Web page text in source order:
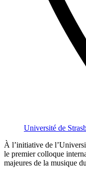
Université de
À l’initiative de
le premier colloque
majeures de la musique